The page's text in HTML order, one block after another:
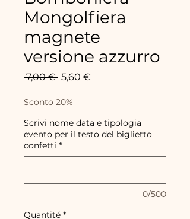
Mongolfiera
magnete
versione azzurro
7,00 € Prix
5,60 €
Sconto 20%
Scrivi nome data e tipologia
evento per il testo del biglietto
confetti *
0/500
Quantité *